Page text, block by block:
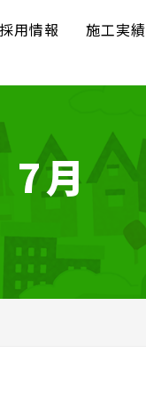
採用情報
施工実績
7月